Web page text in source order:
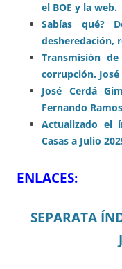
el BOE y la web.
Sabías qué?
desheredación,
Transmisión
corrupción. José
José Cerdá
Fernando
Actualizado el
Casas a Julio
ENLACES:
SEPARATA